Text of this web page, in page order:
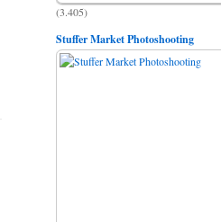
(3.405)
Stuffer Market Photoshooting